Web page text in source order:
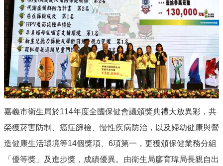
為
民
服
務
徵
才
公
告
預
防
注
射
各
嘉義市衛生局於114年度全國保健會議頒獎典禮大放異彩，共
榮獲菸害防制、癌症篩檢、慢性疾病防治，以及婦幼健康與營
造健康生活環境等14個獎項、6項第一，更獲頒保健業務分組
「優等獎」及進步獎，成績優異。由衛生局廖育瑋局長親自出